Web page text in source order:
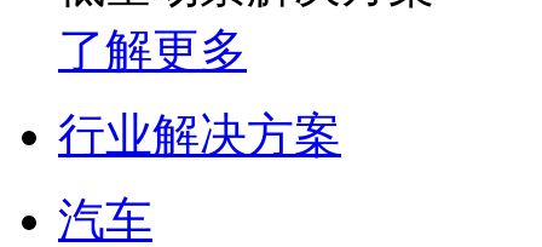
了解更多
行业解决方案
汽车